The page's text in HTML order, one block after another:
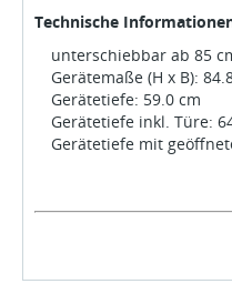
Technische
unterschiebbar ab 85
Gerätemaße (H x B):
Gerätetiefe: 59.0 cm
Gerätetiefe inkl. Türe:
Gerätetiefe mit